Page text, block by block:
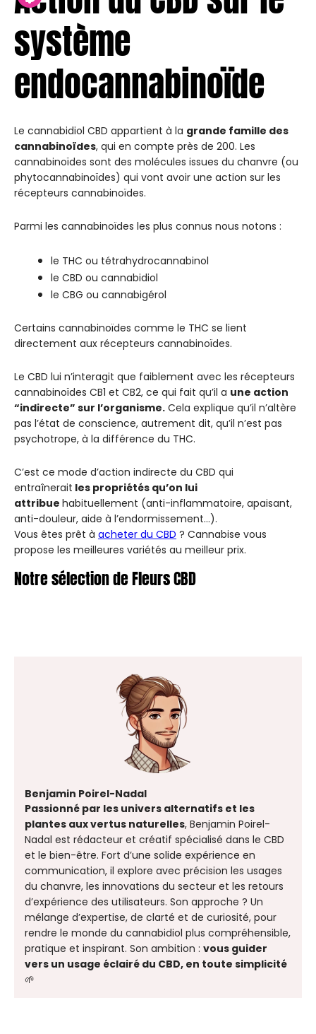
système
endocannabinoïde
Le cannabidiol CBD appartient à la grande famille des
cannabinoïdes, qui en compte près de 200. Les
cannabinoïdes sont des molécules issues du chanvre (ou
phytocannabinoïdes) qui vont avoir une action sur les
récepteurs cannabinoïdes.
Parmi les cannabinoïdes les plus connus nous notons :
le THC ou tétrahydrocannabinol
le CBD ou cannabidiol
le CBG ou cannabigérol
Certains cannabinoïdes comme le THC se lient
directement aux récepteurs cannabinoïdes.
Le CBD lui n’interagit que faiblement avec les récepteurs
cannabinoïdes CB1 et CB2, ce qui fait qu’il a une action
“indirecte” sur l’organisme. Cela explique qu’il n’altère
pas l’état de conscience, autrement dit, qu’il n’est pas
psychotrope, à la différence du THC.
C’est ce mode d’action indirecte du CBD qui
entraînerait les propriétés qu’on lui
attribue habituellement (anti-inflammatoire, apaisant,
anti-douleur, aide à l’endormissement…).
Vous êtes prêt à acheter du CBD ? Cannabise vous
propose les meilleures variétés au meilleur prix.
Notre sélection de Fleurs CBD
Benjamin Poirel-Nadal
Passionné par les univers alternatifs et les
plantes aux vertus naturelles, Benjamin Poirel-
Nadal est rédacteur et créatif spécialisé dans le CBD
et le bien-être. Fort d’une solide expérience en
communication, il explore avec précision les usages
du chanvre, les innovations du secteur et les retours
d’expérience des utilisateurs. Son approche ? Un
mélange d’expertise, de clarté et de curiosité, pour
rendre le monde du cannabidiol plus compréhensible,
pratique et inspirant. Son ambition : vous guider
vers un usage éclairé du CBD, en toute simplicité
🌱